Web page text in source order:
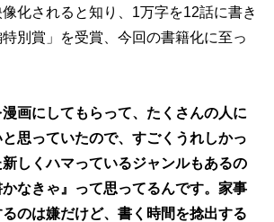
化されると知り、1万字を12話に書き
別賞」を受賞、今回の書籍化に至っ
漫画にしてもらって、たくさんの人に
思っていたので、すごくうれしかっ
しくハマっているジャンルもあるの
なきゃ』って思ってるんです。家事
のは嫌だけど、書く時間を捻出する